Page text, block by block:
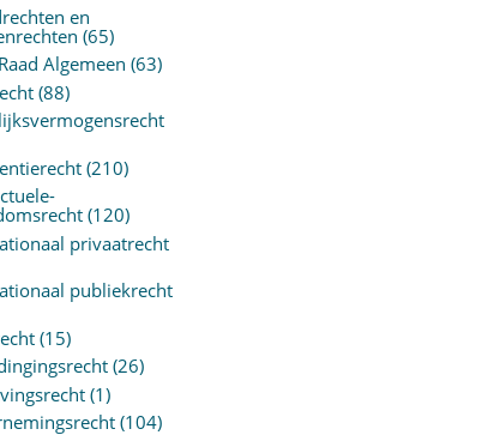
en
(65)
Algemeen (63)
(88)
(210)
(120)
privaatrecht
publiekrecht
(15)
(26)
(1)
(104)